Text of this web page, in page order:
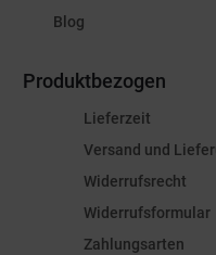
Blog
Produktbezogen
Lieferzeit
Versand und
Widerrufsrecht
Widerrufsformular
Zahlungsarten